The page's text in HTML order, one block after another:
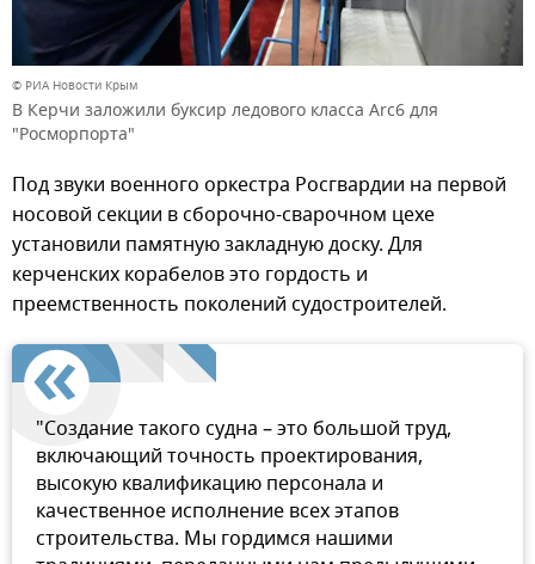
© РИА Новости Крым
В Керчи заложили буксир ледового класса Arc6 для
"Росморпорта"
Под звуки военного оркестра Росгвардии на первой
носовой секции в сборочно-сварочном цехе
установили памятную закладную доску. Для
керченских корабелов это гордость и
преемственность поколений судостроителей.
"Создание такого судна – это большой труд,
включающий точность проектирования,
высокую квалификацию персонала и
качественное исполнение всех этапов
строительства. Мы гордимся нашими